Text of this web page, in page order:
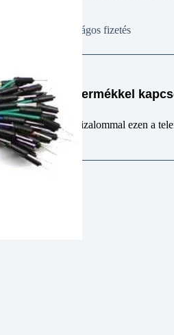
Biztonságos fizetés
Kérdése van termékkel
Keressen minket bizalommal ezen a
295 5666